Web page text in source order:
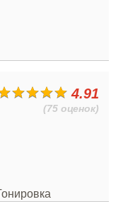
4.91
(75 оценок)